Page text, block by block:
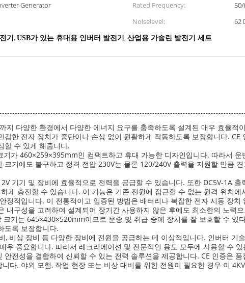
Generator Rated Frequency:
Noiselevel:
62
기 , USB가 있는 휴대용 인버터 발전기 , 산업용 가솔린 발전기 세트
지 다양한 환경에서 다양한 에너지 요구를 충족하도록 설계된 매우 효율적
한 전자 장치가 중단이나 손상 없이 원활하게 작동하도록 보장합니다.
할 수 있게 해줍니다.
가 460×259×395mm인 컴팩트하고 휴대 가능한 디자인입니다. 따라서
기에도 불구하고 정격 전압 230V는 물론 120/240V 출력을 지원할 만큼
기기 및 장비에 효율적으로 전력을 공급할 수 있습니다. 또한 DC5V-1A
게 충전할 수 있습니다. 이 기능은 기존 전원에 접근할 수 없는 원격 위치에
정적입니다. 이 전통적이고 입증된 방법은 배터리나 복잡한 전자 시동 장
내구성을 고려하여 설계되어 장기간 사용하지 않은 후에도 최소한의 노력
기는 645×430×520mm이므로 운송 및 취급 중에 장치를 잘 보호할 수 있
도록 보장합니다.
, 비상 장비 등 다양한 장비에 전원을 공급하는 데 이상적입니다. 인버터 기
우 중요합니다. 따라서 레크리에이션 및 전문적인 용도 모두에 사용할 수
전성을 결합하여 신뢰할 수 있는 전력 솔루션을 제공합니다. CE 인증은
다. 야외 모험, 작업 현장 또는 비상 대비를 위한 전원이 필요한 경우 이